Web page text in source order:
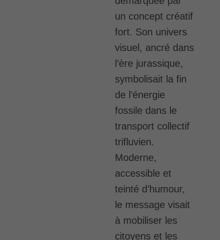
un concept créatif
fort. Son univers
visuel, ancré dans
l’ère jurassique,
symbolisait la fin
de l’énergie
fossile dans le
transport collectif
trifluvien.
Moderne,
accessible et
teinté d’humour,
le message visait
à mobiliser les
citoyens et les